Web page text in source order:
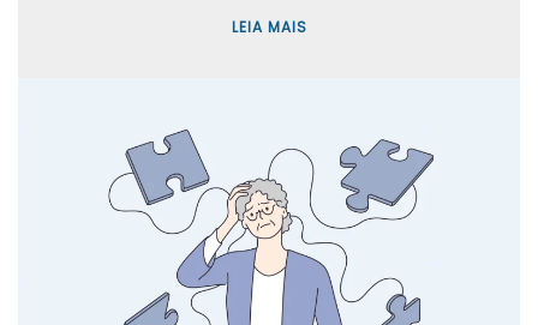
LEIA MAIS